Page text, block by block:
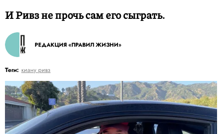
И Ривз не прочь сам его сыграть.
РЕДАКЦИЯ «ПРАВИЛ ЖИЗНИ»
Теги: киану ривз